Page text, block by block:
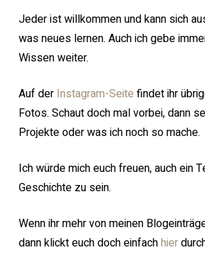
Jeder ist willkommen und kann sich
was neues lernen. Auch ich gebe
Wissen weiter.
Auf der Instagram-Seite findet ihr
Fotos. Schaut doch mal vorbei, dann
Projekte oder was ich noch so mache.
Ich würde mich euch freuen, auch ein
Geschichte zu sein.
Wenn ihr mehr von meinen
dann klickt euch doch einfachhier